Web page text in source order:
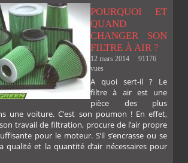
POURQUOI ET
QUAND
CHANGER SON
FILTRE À AIR ?
12 mars 2014
91176
vues
A quoi sert-il ? Le
filtre à air est une
pièce des plus
une voiture. C’est son poumon ! En effet,
travail de filtration, procure de l’air propre
pour le moteur. S’il s’encrasse ou se
qualité et la quantité d’air nécessaires pour